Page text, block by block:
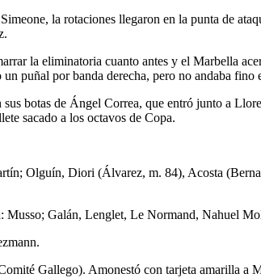
la rotaciones llegaron en la punta de
la eliminatoria cuanto antes y el Marbella
puñal por banda derecha, pero no andaba fino
sus botas de Ángel Correa, que entró junto a
sacado a los octavos de Copa.
Olguín, Diori (Álvarez, m. 84), Acosta
Musso; Galán, Lenglet, Le Normand, Nahuel
Gallego). Amonestó con tarjeta amarilla a